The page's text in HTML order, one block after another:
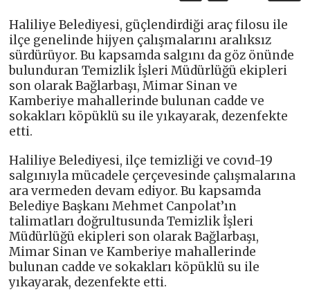
Haliliye Belediyesi, güçlendirdiği araç filosu ile
ilçe genelinde hijyen çalışmalarını aralıksız
sürdürüyor. Bu kapsamda salgını da göz önünde
bulunduran Temizlik İşleri Müdürlüğü ekipleri
son olarak Bağlarbaşı, Mimar Sinan ve
Kamberiye mahallerinde bulunan cadde ve
sokakları köpüklü su ile yıkayarak, dezenfekte
etti.
Haliliye Belediyesi, ilçe temizliği ve covıd-19
salgınıyla mücadele çerçevesinde çalışmalarına
ara vermeden devam ediyor. Bu kapsamda
Belediye Başkanı Mehmet Canpolat’ın
talimatları doğrultusunda Temizlik İşleri
Müdürlüğü ekipleri son olarak Bağlarbaşı,
Mimar Sinan ve Kamberiye mahallerinde
bulunan cadde ve sokakları köpüklü su ile
yıkayarak, dezenfekte etti.